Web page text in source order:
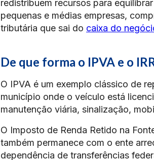
redistribuem recursos para
pequenas e médias empresas,
tributária que sai do caixa do
De que forma o IPVA e o
O IPVA é um exemplo clássico de
município onde o veículo está
manutenção viária, sinalização,
O Imposto de Renda Retido na
também permanece com o ente
dependência de transferências